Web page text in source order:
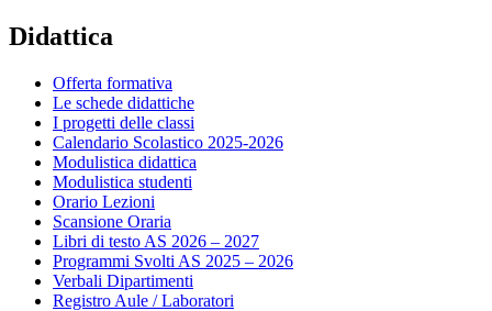
Didattica
Offerta formativa
Le schede didattiche
I progetti delle classi
Calendario Scolastico 2025-2026
Modulistica didattica
Modulistica studenti
Orario Lezioni
Scansione Oraria
Libri di testo AS 2026 – 2027
Programmi Svolti AS 2025 – 2026
Verbali Dipartimenti
Registro Aule / Laboratori